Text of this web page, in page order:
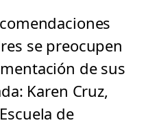
se preocupen
de sus
Karen Cruz,
de